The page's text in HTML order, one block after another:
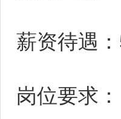
薪资待遇
岗位要求：